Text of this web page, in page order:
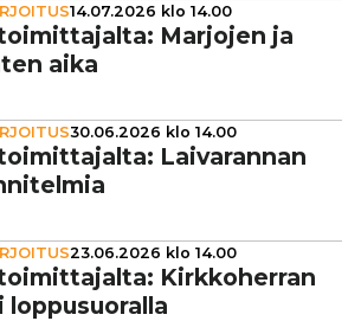
14.07.2026 klo 14.00
Marjojen ja
aika
30.06.2026 klo 14.00
Lai­va­ran­nan
23.06.2026 klo 14.00
Kirk­ko­her­ran
lop­pu­suo­ralla